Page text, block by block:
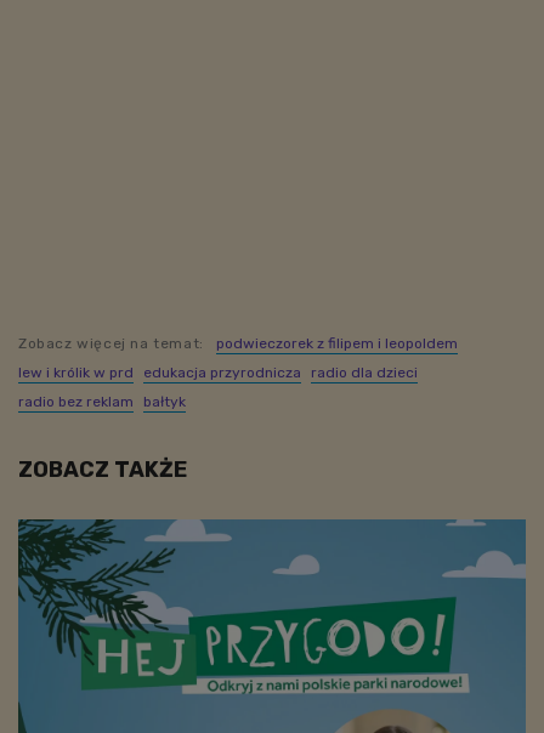
Zobacz więcej na temat:
podwieczorek z filipem i leopoldem
lew i królik w prd
edukacja przyrodnicza
radio dla dzieci
radio bez reklam
bałtyk
ZOBACZ TAKŻE